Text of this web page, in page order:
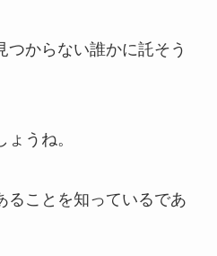
つからない誰かに託そう
うね。
ることを知っているであ